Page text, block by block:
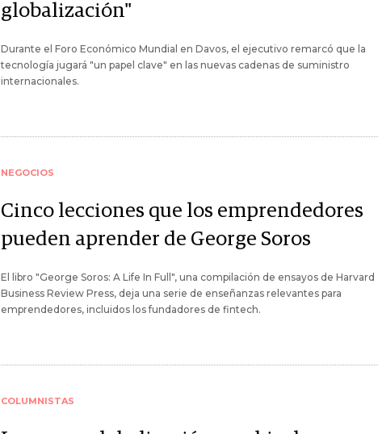
globalización"
Durante el Foro Económico Mundial en Davos, el ejecutivo remarcó que la
tecnología jugará "un papel clave" en las nuevas cadenas de suministro
internacionales.
NEGOCIOS
Cinco lecciones que los emprendedores
pueden aprender de George Soros
El libro "George Soros: A Life In Full", una compilación de ensayos de Harvard
Business Review Press, deja una serie de enseñanzas relevantes para
emprendedores, incluidos los fundadores de fintech.
COLUMNISTAS